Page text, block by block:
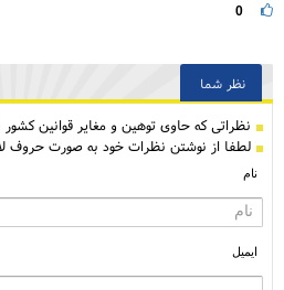
0
نظر شما
نظراتی كه حاوی توهین و مغایر قوانین
لطفا از نوشتن نظرات خود به صورت حروف
نام
ایمیل